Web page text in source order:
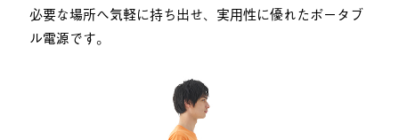
必要な場所へ気軽に持ち出せ、実用性に優れたポータブ
ル電源です。